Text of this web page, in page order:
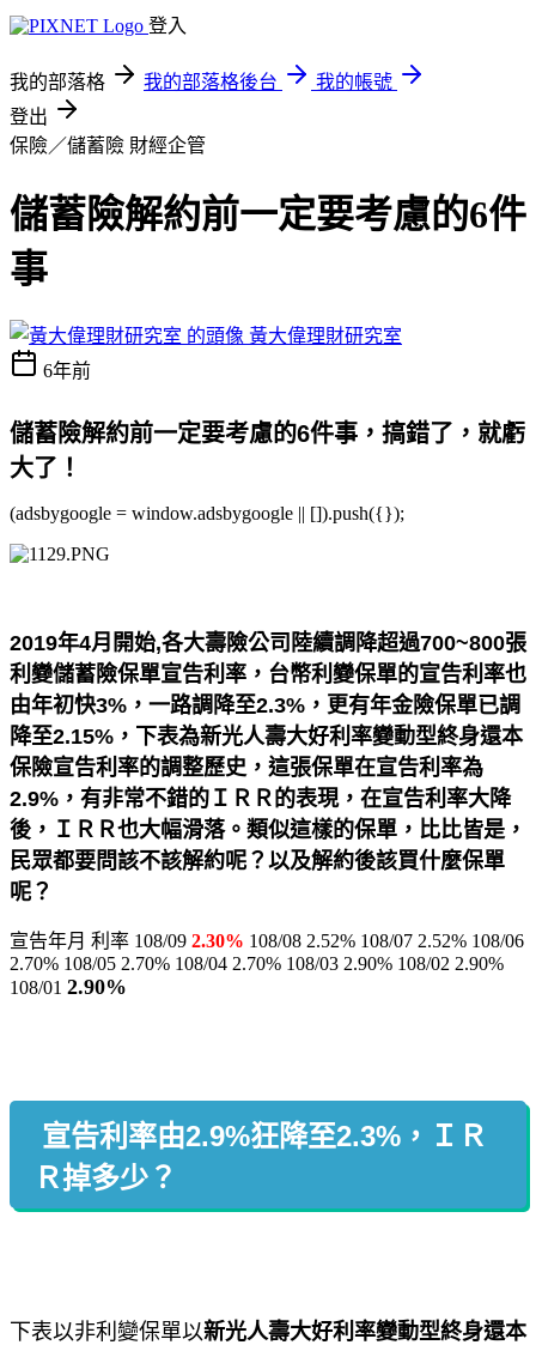
登入
我的部落格 我的部落格後台
我的帳號
登出
保險／儲蓄險 財經企管
儲蓄險解約前一定要考慮的6件
事
黃大偉理財研究室
6年前
儲蓄險解約前一定要考慮的6件事，搞錯了，就虧
大了！
(adsbygoogle = window.adsbygoogle || []).push({});
2019年4月開始,各大壽險公司陸續調降超過700~800張
利變儲蓄險保單宣告利率，台幣利變保單的宣告利率也
由年初快3%，一路調降至2.3%，更有年金險保單已調
降至2.15%，下表為新光人壽大好利率變動型終身還本
保險宣告利率的調整歷史，這張保單在宣告利率為
2.9%，有非常不錯的ＩＲＲ的表現，在宣告利率大降
後，ＩＲＲ也大幅滑落。類似這樣的保單，比比皆是，
民眾都要問該不該解約呢？以及解約後該買什麼保單
呢？
宣告年月 利率 108/09 2.30% 108/08 2.52% 108/07 2.52% 108/06
2.70% 108/05 2.70% 108/04 2.70% 108/03 2.90% 108/02 2.90%
108/01 2.90%
宣告利率由2.9%狂降至2.3%，ＩＲ
Ｒ掉多少？
下表以非利變保單以新光人壽大好利率變動型終身還本